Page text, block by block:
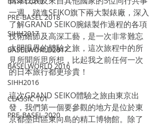
PRE-BASEL 2018
SIHH2017
BASELWORLD2017
BASELWORLD 2016
SIHH2016
CLASSIC 101
PRE-BASEL 2020
一週，踏進SEIKO旗下兩大製錶廠，深入
了解GRAND SEIKO腕錶製作過程的各項
技術細節及高深工藝，是一次非常難忘
大開眼界的體驗之旅，這次旅程中的所
見所聞所思所想，比起我之前任何一次
的日本旅行都更珍貴！
這次GRAND SEIKO體驗之旅由東京出
發，我們第一個要參觀的地方是位於東
京都墨田區東向島的精工博物館。除了